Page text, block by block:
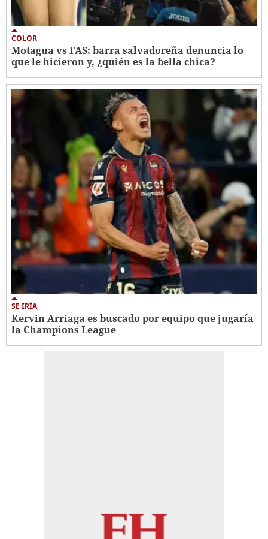
COLOR
Motagua vs FAS: barra salvadoreña denuncia lo
que le hicieron y, ¿quién es la bella chica?
SE IRÍA
Kervin Arriaga es buscado por equipo que jugaría
la Champions League